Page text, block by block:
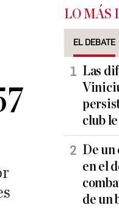
LO MÁS
EL DEBATE
Las
club
De un
en el
de un